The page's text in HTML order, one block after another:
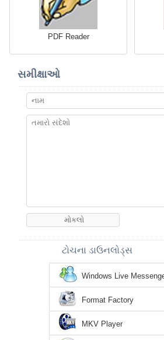
PDF Reader
સમીક્ષાઓ
ટોચના ડાઉનલોડ્સ
Windows Live
Format Factory
MKV Player